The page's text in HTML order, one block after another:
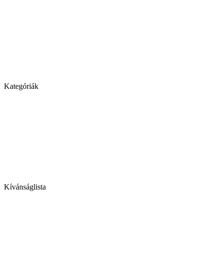
Kategóriák
Kívánságlista